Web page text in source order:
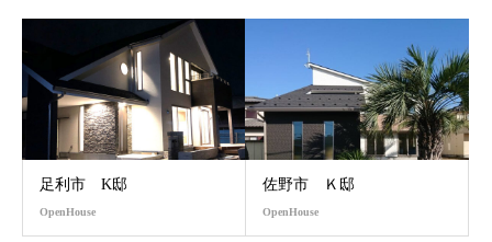
足利市 K邸
OpenHouse
佐野市 Ｋ邸
OpenHouse